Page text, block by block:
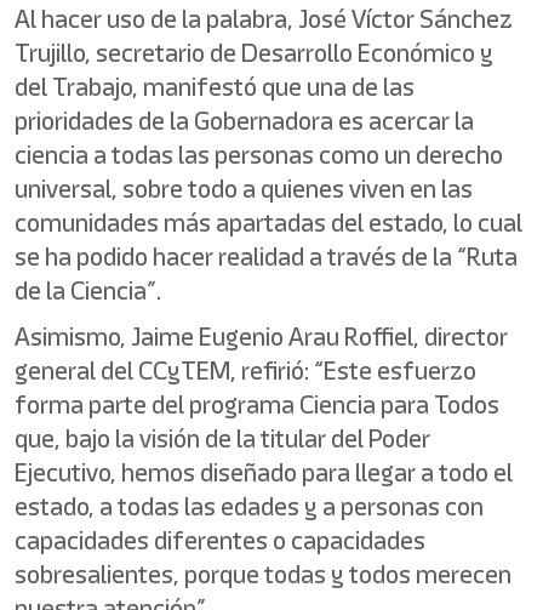
Al hacer uso de la palabra, José Víctor Sánchez
Trujillo, secretario de Desarrollo Económico y
del Trabajo, manifestó que una de las
prioridades de la Gobernadora es acercar la
ciencia a todas las personas como un derecho
universal, sobre todo a quienes viven en las
comunidades más apartadas del estado, lo cual
se ha podido hacer realidad a través de la “Ruta
de la Ciencia”.
Asimismo, Jaime Eugenio Arau Roffiel, director
general del CCyTEM, refirió: “Este esfuerzo
forma parte del programa Ciencia para Todos
que, bajo la visión de la titular del Poder
Ejecutivo, hemos diseñado para llegar a todo el
estado, a todas las edades y a personas con
capacidades diferentes o capacidades
sobresalientes, porque todas y todos merecen